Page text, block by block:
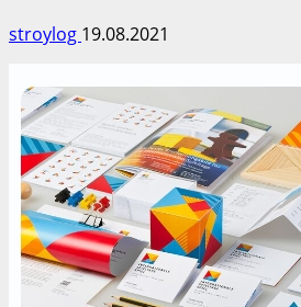
stroylog 19.08.2021